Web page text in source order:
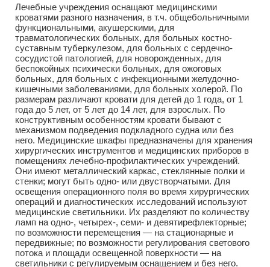
Лечебные учреждения оснащают медицинскими
кроватями разного назначения, в т.ч. общебольничными
функциональными, акушерскими, для
травматологических больных, для больных костно-
суставным туберкулезом, для больных с сердечно-
сосудистой патологией, для новорожденных, для
беспокойных психически больных, для ожоговых
больных, для больных с инфекционными желудочно-
кишечными заболеваниями, для больных холерой. По
размерам различают кровати для детей до 1 года, от 1
года до 5 лет, от 5 лет до 14 лет, для взрослых. По
конструктивным особенностям кровати бывают с
механизмом подведения подкладного судна или без
него. Медицинские шкафы предназначены для хранения
хирургических инструментов и медицинских приборов в
помещениях лечебно-профилактических учреждений.
Они имеют металлический каркас, стеклянные полки и
стенки; могут быть одно- или двустворчатыми. Для
освещения операционного поля во время хирургических
операций и диагностических исследований используют
медицинские светильники. Их разделяют по количеству
ламп на одно-, четырех-, семи- и девятирефлекторные;
по возможности перемещения — на стационарные и
передвижные; по возможности регулирования светового
потока и площади освещенной поверхности — на
светильники с регулируемым оснащением и без него.